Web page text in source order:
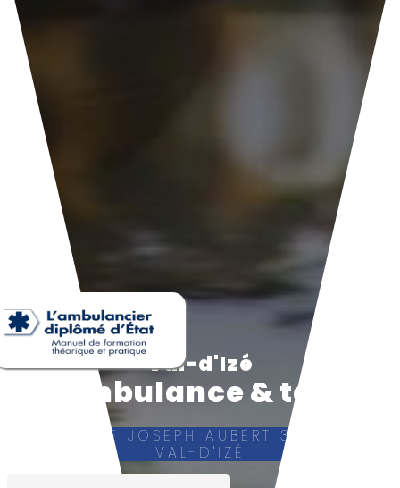
Val-d'Izé
Ambulance & taxi
14 RUE JOSEPH AUBERT 35450
VAL-D'IZÉ